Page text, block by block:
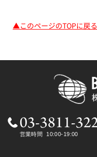
▲このページのTOPに戻る